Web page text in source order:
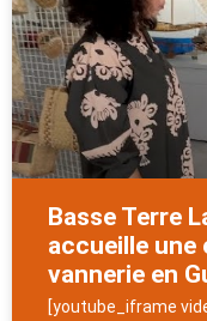
Basse Terre
accueille
vannerie en
[youtube_iframe